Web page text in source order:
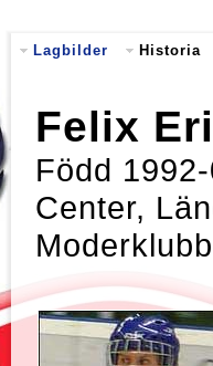
Lagbilder Historia
Felix
Född
Center,